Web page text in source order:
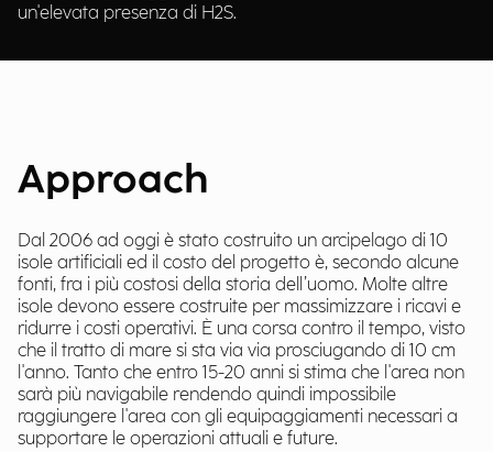
un'elevata presenza di H2S.
Approach
Dal 2006 ad oggi è stato costruito un arcipelago di 10
isole artificiali ed il costo del progetto è, secondo alcune
fonti, fra i più costosi della storia dell’uomo. Molte altre
isole devono essere costruite per massimizzare i ricavi e
ridurre i costi operativi. È una corsa contro il tempo, visto
che il tratto di mare si sta via via prosciugando di 10 cm
l'anno. Tanto che entro 15-20 anni si stima che l'area non
sarà più navigabile rendendo quindi impossibile
raggiungere l'area con gli equipaggiamenti necessari a
supportare le operazioni attuali e future.